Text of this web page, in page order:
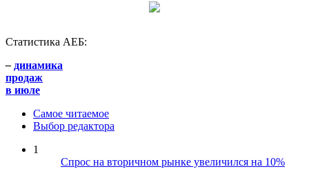
Статистика АЕБ:
– динамика
продаж
в июле
Самое читаемое
Выбор редактора
1
Спрос на вторичном рынке увеличился на 10%